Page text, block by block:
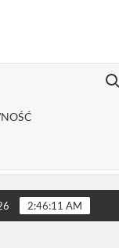
Loom jest
2:46:13 AM